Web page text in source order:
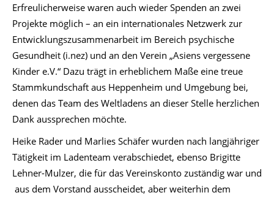
Erfreulicherweise waren auch wieder Spenden an zwei
Projekte möglich – an ein internationales Netzwerk zur
Entwicklungszusammenarbeit im Bereich psychische
Gesundheit (i.nez) und an den Verein „Asiens vergessene
Kinder e.V.“ Dazu trägt in erheblichem Maße eine treue
Stammkundschaft aus Heppenheim und Umgebung bei,
denen das Team des Weltladens an dieser Stelle herzlichen
Dank aussprechen möchte.
Heike Rader und Marlies Schäfer wurden nach langjähriger
Tätigkeit im Ladenteam verabschiedet, ebenso Brigitte
Lehner-Mulzer, die für das Vereinskonto zuständig war und
aus dem Vorstand ausscheidet, aber weiterhin dem